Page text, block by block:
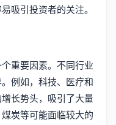
吸引投资者的关注。
重要因素。不同行业
例如，科技、医疗和
长势头，吸引了大量
炭等可能面临较大的